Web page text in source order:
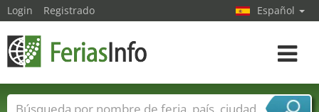
Login Registrado Español
toggle